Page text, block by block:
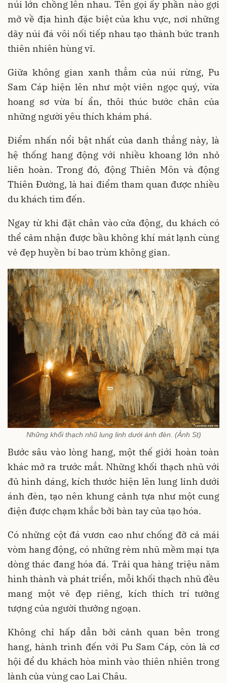
núi lớn chồng lên nhau. Tên gọi ấy phần nào gợi
mở về địa hình đặc biệt của khu vực, nơi những
dãy núi đá vôi nối tiếp nhau tạo thành bức tranh
thiên nhiên hùng vĩ.
Giữa không gian xanh thẳm của núi rừng, Pu
Sam Cáp hiện lên như một viên ngọc quý, vừa
hoang sơ vừa bí ẩn, thôi thúc bước chân của
những người yêu thích khám phá.
Điểm nhấn nổi bật nhất của danh thắng này, là
hệ thống hang động với nhiều khoang lớn nhỏ
liên hoàn. Trong đó, động Thiên Môn và động
Thiên Đường, là hai điểm tham quan được nhiều
du khách tìm đến.
Ngay từ khi đặt chân vào cửa động, du khách có
thể cảm nhận được bầu không khí mát lạnh cùng
vẻ đẹp huyền bí bao trùm không gian.
Những khối thạch nhũ lung linh dưới ánh đèn. (Ảnh St)
Bước sâu vào lòng hang, một thế giới hoàn toàn
khác mở ra trước mắt. Những khối thạch nhũ với
đủ hình dáng, kích thước hiện lên lung linh dưới
ánh đèn, tạo nên khung cảnh tựa như một cung
điện được chạm khắc bởi bàn tay của tạo hóa.
Có những cột đá vươn cao như chống đỡ cả mái
vòm hang động, có những rèm nhũ mềm mại tựa
dòng thác đang hóa đá. Trải qua hàng triệu năm
hình thành và phát triển, mỗi khối thạch nhũ đều
mang một vẻ đẹp riêng, kích thích trí tưởng
tượng của người thưởng ngoạn.
Không chỉ hấp dẫn bởi cảnh quan bên trong
hang, hành trình đến với Pu Sam Cáp, còn là cơ
hội để du khách hòa mình vào thiên nhiên trong
lành của vùng cao Lai Châu.